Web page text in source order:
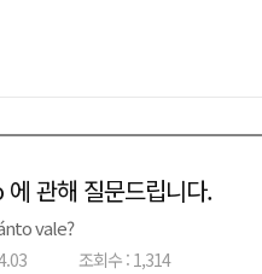
관해 질문드립니다.
vale?
조회수 : 1,314